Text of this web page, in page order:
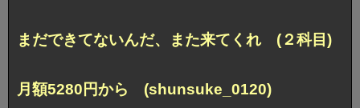
まだできてないんだ、また来てくれ (２科目)
月額5280円から (shunsuke_0120)